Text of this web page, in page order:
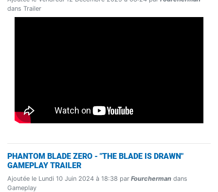
dans Trailer
PHANTOM BLADE ZERO - "THE BLADE IS DRAWN"
GAMEPLAY TRAILER
Ajoutée le Lundi 10 Juin 2024 à 18:38 par Fourcherman dans
Gameplay